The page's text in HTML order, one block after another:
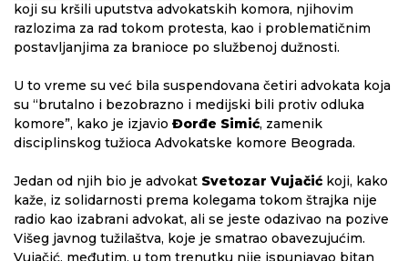
koji su kršili uputstva advokatskih komora, njihovim
razlozima za rad tokom protesta, kao i problematičnim
postavljanjima za branioce po službenoj dužnosti.
U to vreme su već bila suspendovana četiri advokata koja
su “brutalno i bezobrazno i medijski bili protiv odluka
komore”, kako je izjavio Đorđe Simić, zamenik
disciplinskog tužioca Advokatske komore Beograda.
Jedan od njih bio je advokat Svetozar Vujačić koji, kako
kaže, iz solidarnosti prema kolegama tokom štrajka nije
radio kao izabrani advokat, ali se jeste odazivao na pozive
Višeg javnog tužilaštva, koje je smatrao obavezujućim.
Vujačić, međutim, u tom trenutku nije ispunjavao bitan